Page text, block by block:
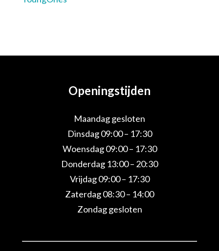
Openingstijden
Maandag gesloten
Dinsdag 09:00 – 17:30
Woensdag 09:00 – 17:30
Donderdag 13:00 – 20:30
Vrijdag 09:00 – 17:30
Zaterdag 08:30 – 14:00
Zondag gesloten